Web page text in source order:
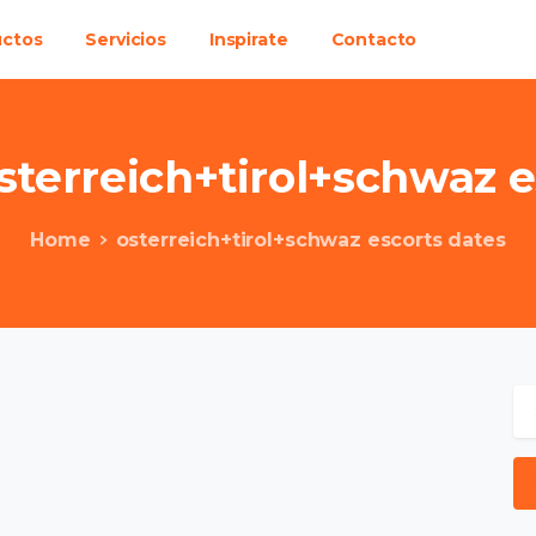
Servicios Inspirate Contacto
Home osterreich+tirol+schwaz escorts dates